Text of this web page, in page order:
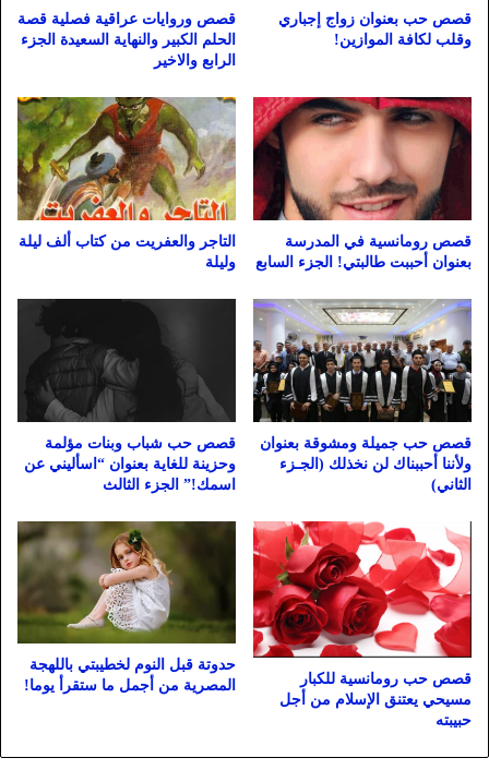
قصص حب بعنوان زواج إجباري
وقلب لكافة الموازين!
قصص وروايات عراقية فصلية قصة
الحلم الكبير والنهاية السعيدة الجزء
الرابع والاخير
قصص رومانسية في المدرسة
بعنوان أحببت طالبتي! الجزء السابع
التاجر والعفريت من كتاب ألف ليلة
وليلة
قصص حب جميلة ومشوقة بعنوان
ولأننا أحببناك لن نخذلك (الجـزء
الثاني)
قصص حب شباب وبنات مؤلمة
وحزينة للغاية بعنوان “اسأليني عن
اسمك!” الجزء الثالث
قصص حب رومانسية للكبار
مسيحي يعتنق الإسلام من أجل
حبيبته
حدوتة قبل النوم لخطيبتي باللهجة
المصرية من أجمل ما ستقرأ يوما!